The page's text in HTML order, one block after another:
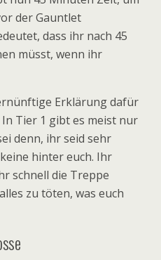
der Gauntlet
dass ihr nach 45
müsst, wenn ihr
Erklärung dafür
Tier 1 gibt es meist nur
denn, ihr seid sehr
hinter euch. Ihr
schnell die Treppe
zu töten, was euch